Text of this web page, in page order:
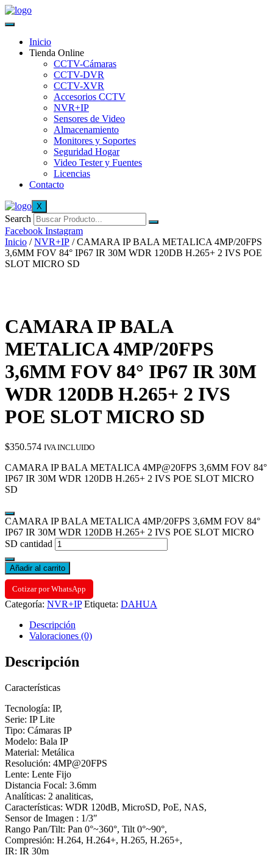
Inicio
Tienda Online
CCTV-Cámaras
CCTV-DVR
CCTV-XVR
Accesorios CCTV
NVR+IP
Sensores de Video
Almacenamiento
Monitores y Soportes
Seguridad Hogar
Video Tester y Fuentes
Licencias
Contacto
X
Search
Facebook Instagram
Inicio /NVR+IP / CAMARA IP BALA METALICA 4MP/20FPS
3,6MM FOV 84° IP67 IR 30M WDR 120DB H.265+ 2 IVS POE
SLOT MICRO SD
CAMARA IP BALA
METALICA 4MP/20FPS
3,6MM FOV 84° IP67 IR 30M
WDR 120DB H.265+ 2 IVS
POE SLOT MICRO SD
$350.574 IVA INCLUIDO
CAMARA IP BALA METALICA 4MP@20FPS 3,6MM FOV 84°
IP67 IR 30M WDR 120DB H.265+ 2 IVS POE SLOT MICRO
SD
CAMARA IP BALA METALICA 4MP/20FPS 3,6MM FOV 84°
IP67 IR 30M WDR 120DB H.265+ 2 IVS POE SLOT MICRO
SD cantidad
Añadir al carrito
Cotizar por WhatsApp
Categoría: NVR+IP Etiqueta: DAHUA
Descripción
Valoraciones (0)
Descripción
Características
Tecnología: IP,
Serie: IP Lite
Tipo: Cámaras IP
Modelo: Bala IP
Material: Metálica
Resolución: 4MP@20FPS
Lente: Lente Fijo
Distancia Focal: 3.6mm
Analíticas: 2 analiticas,
Características: WDR 120dB, MicroSD, PoE, NAS,
Sensor de Imagen : 1/3″
Rango Pan/Tilt: Pan 0°~360°, Tilt 0°~90°,
Compresión: H.264, H.264+, H.265, H.265+,
IR: IR 30m